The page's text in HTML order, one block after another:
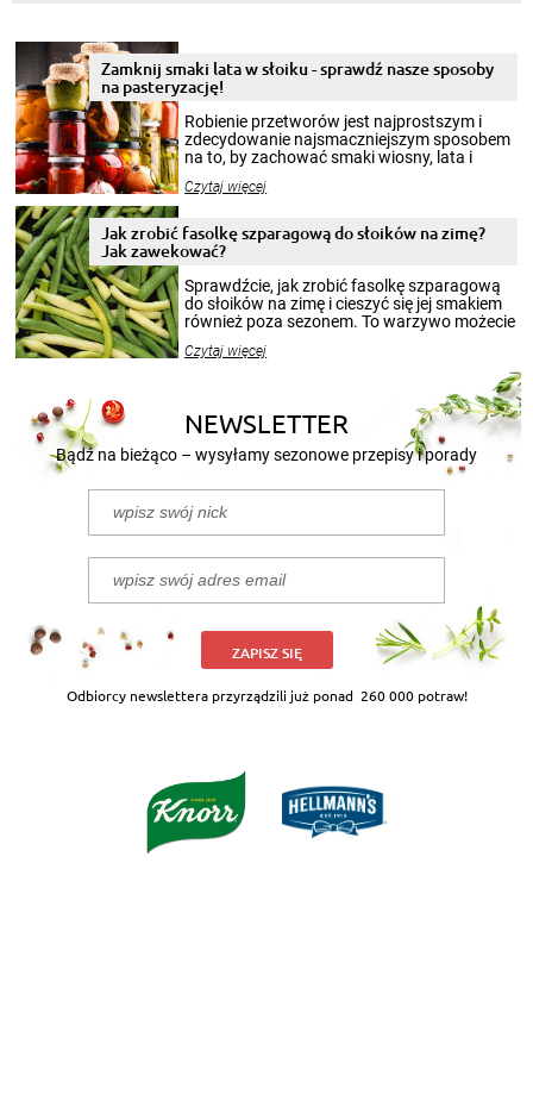
Zamknij smaki lata w słoiku - sprawdź nasze sposoby
na pasteryzację!
Robienie przetworów jest najprostszym i
zdecydowanie najsmaczniejszym sposobem
na to, by zachować smaki wiosny, lata i
krajobrazów, by cieszyć nimi oko w sezonie
pełni poczuć atmosferę cieplejszych
miesięcy. Przygotowanie słoików ze
patenty, które pozwolą zachować świeżość
przetworów.
Czytaj więcej
Jak zrobić fasolkę szparagową do słoików na zimę?
Jak zawekować?
Sprawdźcie, jak zrobić fasolkę szparagową
do słoików na zimę i cieszyć się jej smakiem
również poza sezonem. To warzywo możecie
nasze propozycje!
Czytaj więcej
NEWSLETTER
Bądź na bieżąco – wysyłamy sezonowe przepisy i porady
ZAPISZ SIĘ
Odbiorcy newslettera przyrządzili już ponad 260 000 potraw!